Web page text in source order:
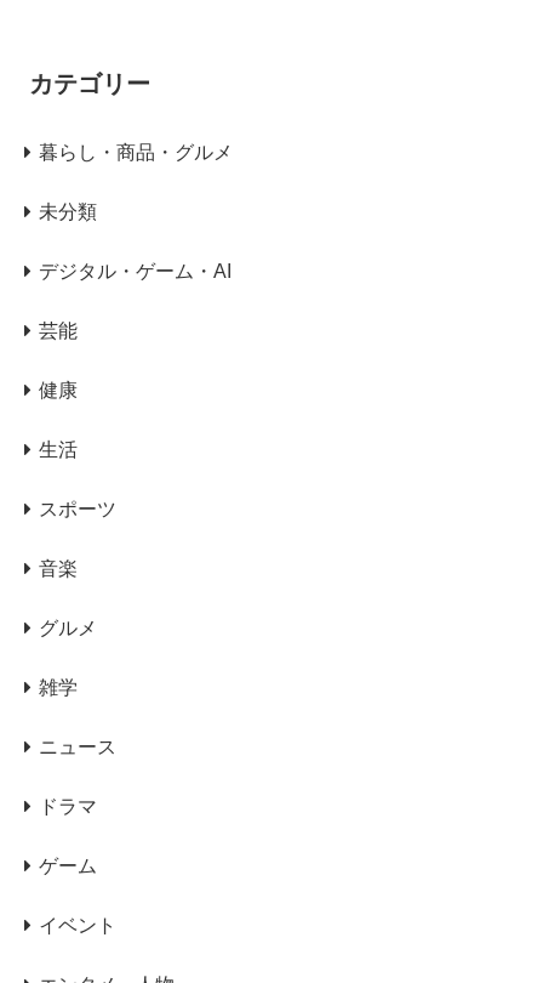
カテゴリー
暮らし・商品・グルメ
未分類
デジタル・ゲーム・AI
芸能
健康
生活
スポーツ
音楽
グルメ
雑学
ニュース
ドラマ
ゲーム
イベント